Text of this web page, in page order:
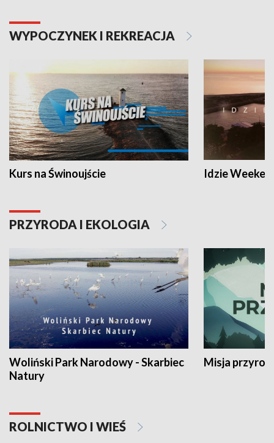
WYPOCZYNEK I REKREACJA
Kurs na Świnoujście Idzie
PRZYRODA I EKOLOGIA
Woliński Park Narodowy - Skarbiec
Natury
Misja
ROLNICTWO I WIEŚ